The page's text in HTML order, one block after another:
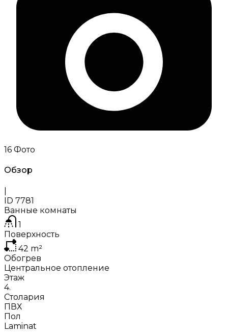
16 Фото
Обзор
ID 7781
Ванные комнаты
1
Поверхность
42 m²
Обогрев
Центральное отопление
Этаж
4.
Столария
ПВХ
Пол
Laminat